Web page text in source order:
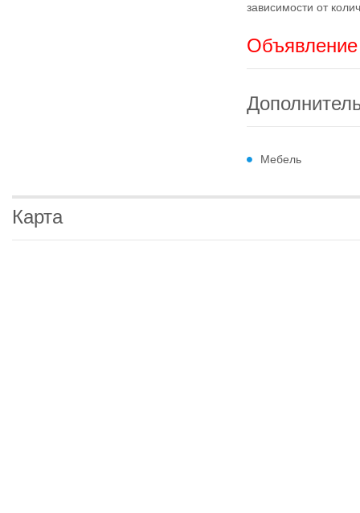
зависимости от
Объявление
Мебель
Карта